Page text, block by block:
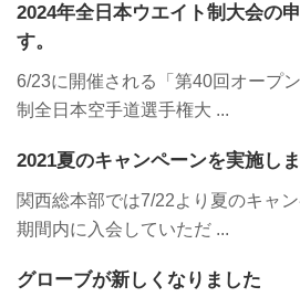
2024年全日本ウエイト制大会の
す。
6/23に開催される「第40回オープ
制全日本空手道選手権大 ...
2021夏のキャンペーンを実施しま
関西総本部では7/22より夏のキャ
期間内に入会していただ ...
グローブが新しくなりました